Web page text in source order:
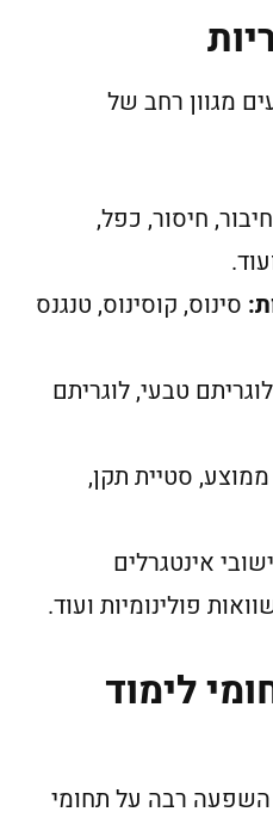
מגוון רחב של
חיבור, חיסור, כפל,
סינוס, קוסינוס, טנגנס
לוגריתם טבעי, לוגריתם
ממוצע, סטיית תקן,
אינטגרלים
פולינומיות ועוד.
לימוד
רבה על תחומי